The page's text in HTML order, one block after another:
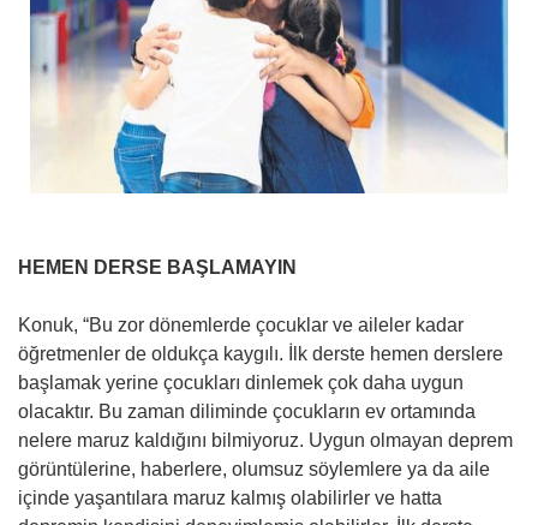
HEMEN DERSE BAŞLAMAYIN
Konuk, “Bu zor dönemlerde çocuklar ve aileler kadar
öğretmenler de oldukça kaygılı. İlk derste hemen derslere
başlamak yerine çocukları dinlemek çok daha uygun
olacaktır. Bu zaman diliminde çocukların ev ortamında
nelere maruz kaldığını bilmiyoruz. Uygun olmayan deprem
görüntülerine, haberlere, olumsuz söylemlere ya da aile
içinde yaşantılara maruz kalmış olabilirler ve hatta